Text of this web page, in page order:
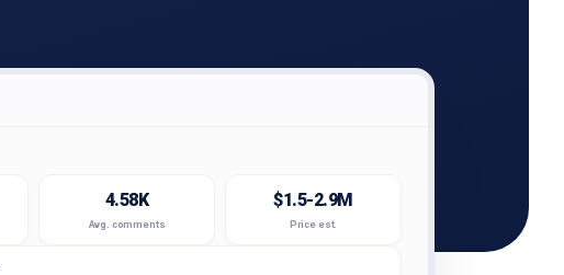
4.58K
Avg. comments
$1.5-2.9M
Price est.